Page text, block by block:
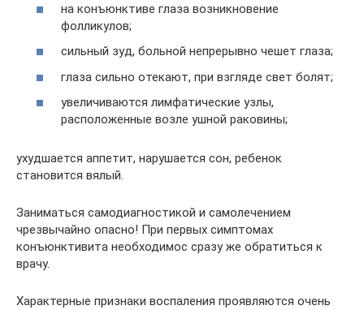
на конъюнктиве глаза возникновение
фолликулов;
сильный зуд, больной непрерывно чешет глаза;
глаза сильно отекают, при взгляде свет болят;
увеличиваются лимфатические узлы,
расположенные возле ушной раковины;
ухудшается аппетит, нарушается сон, ребенок
становится вялый.
Заниматься самодиагностикой и самолечением
чрезвычайно опасно! При первых симптомах
конъюнктивита необходимос сразу же обратиться к
врачу.
Характерные признаки воспаления проявляются очень